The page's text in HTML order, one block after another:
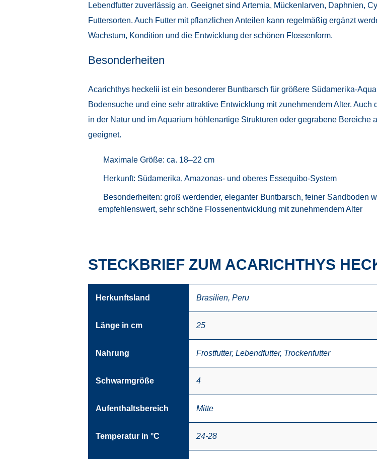
Lebendfutter zuverlässig an. Geeignet sind Artemia, Mückenlarven, Daphnien,
Futtersorten. Auch Futter mit pflanzlichen Anteilen kann regelmäßig ergänzt
Wachstum, Kondition und die Entwicklung der schönen Flossenform.
Besonderheiten
Acarichthys heckelii ist ein besonderer Buntbarsch für größere Südamerika-
Bodensuche und eine sehr attraktive Entwicklung mit zunehmendem Alter.
in der Natur und im Aquarium höhlenartige Strukturen oder gegrabene Bereiche
geeignet.
Maximale Größe: ca. 18–22 cm
Herkunft: Südamerika, Amazonas- und oberes Essequibo-System
Besonderheiten: groß werdender, eleganter Buntbarsch, feiner Sandboden
empfehlenswert, sehr schöne Flossenentwicklung mit zunehmendem Alter
STECKBRIEF ZUM ACARICHTHYS
Herkunftsland Brasilien, Peru
Länge in cm 25
Nahrung Frostfutter, Lebendfutter, Trockenfutter
Schwarmgröße 4
Aufenthaltsbereich Mitte
Temperatur in °C 24-28